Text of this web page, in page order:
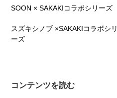
SOON × SAKAKIコラボシリーズ
スズキシノブ ×SAKAKIコラボシリ
ーズ
コンテンツを読む